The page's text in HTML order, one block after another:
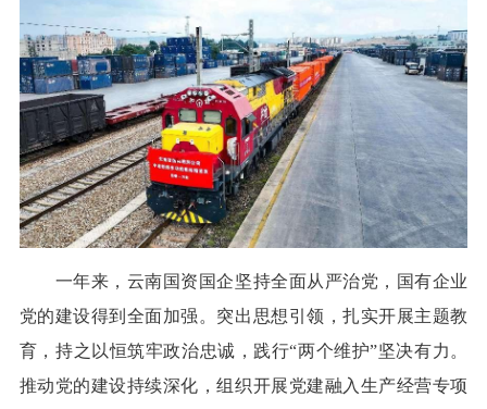
一年来，云南国资国企坚持全面从严治党，国有企业
党的建设得到全面加强。突出思想引领，扎实开展主题教
育，持之以恒筑牢政治忠诚，践行“两个维护”坚决有力。
推动党的建设持续深化，组织开展党建融入生产经营专项